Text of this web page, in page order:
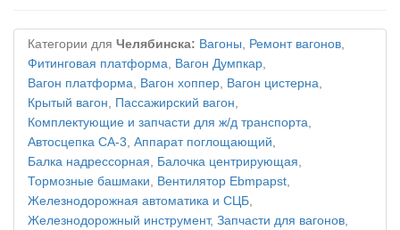
Категории для Челябинска: Вагоны, Ремонт вагонов,
Фитинговая платформа, Вагон Думпкар,
Вагон платформа, Вагон хоппер, Вагон цистерна,
Крытый вагон, Пассажирский вагон,
Комплектующие и запчасти для ж/д транспорта,
Автосцепка СА-3, Аппарат поглощающий,
Балка надрессорная, Балочка центрирующая,
Тормозные башмаки, Вентилятор Ebmpapst,
Железнодорожная автоматика и СЦБ,
Железнодорожный инструмент, Запчасти для вагонов,